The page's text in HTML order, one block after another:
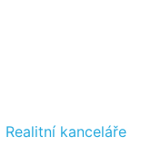
Realitní kanceláře